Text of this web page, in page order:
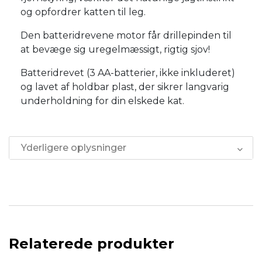
og opfordrer katten til leg.
Den batteridrevene motor får drillepinden til
at bevæge sig uregelmæssigt, rigtig sjov!
Batteridrevet (3 AA-batterier, ikke inkluderet)
og lavet af holdbar plast, der sikrer langvarig
underholdning for din elskede kat.
Yderligere oplysninger
Relaterede produkter